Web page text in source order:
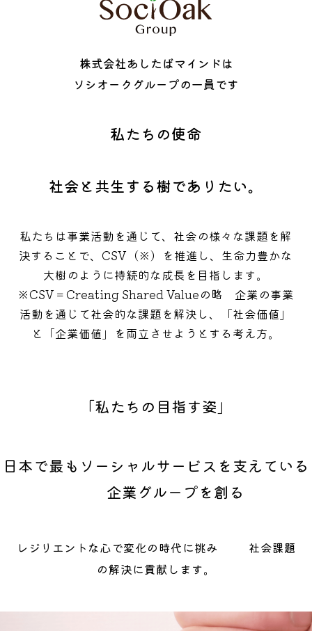
株式会社あしたばマインドは
ソシオークグループの一員です
私たちの使命
社会と共生する樹でありたい。
私たちは事業活動を通じて、社会の様々な課題を解
決することで、CSV（※）を推進し、生命力豊かな
大樹のように持続的な成長を目指します。
※CSV＝Creating Shared Valueの略 企業の事業
活動を通じて社会的な課題を解決し、「社会価値」
と「企業価値」を両立させようとする考え方。
「私たちの⽬指す姿」
日本で最もソーシャルサービスを支えている
企業グループを創る
レジリエントな心で変化の時代に挑み 社会課題
の解決に貢献します。